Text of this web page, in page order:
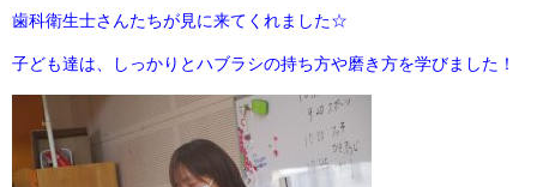
歯科衛生士さんたちが見に来てくれました☆
子ども達は、しっかりとハブラシの持ち方や磨き方を学びました！